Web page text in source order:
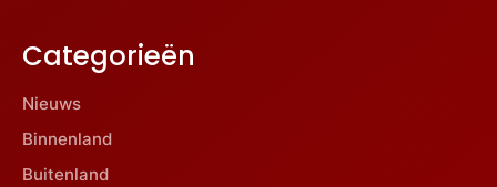
Categorieën
Nieuws
Binnenland
Buitenland